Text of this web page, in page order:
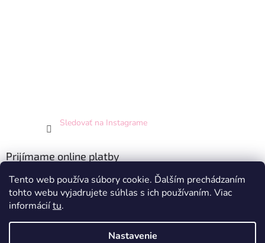
Tento web používa súbory cookie. Ďalším prechádzaním
tohto webu vyjadrujete súhlas s ich používaním. Viac
informáciítu.
Nastavenie
Sledovať na Instagrame
Prijímame online platby
Vytvoril Shoptet